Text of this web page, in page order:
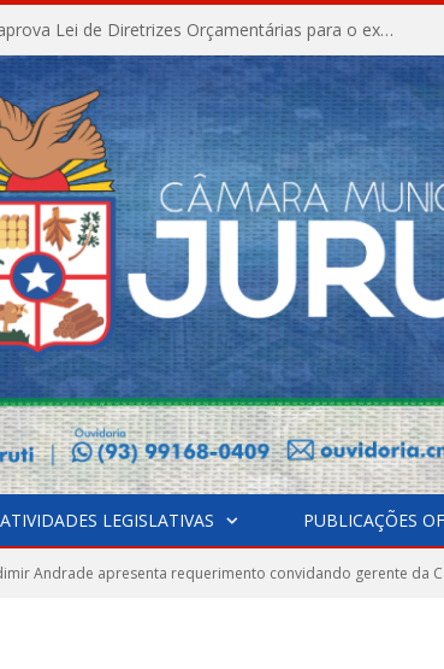
Câmara Municipal aprova Lei de Diretrizes Orçamentárias para o exercício financeiro de 2027
ATIVIDADES LEGISLATIVAS PUBLICAÇÕES
Andrade apresenta requerimento convidando gerente da